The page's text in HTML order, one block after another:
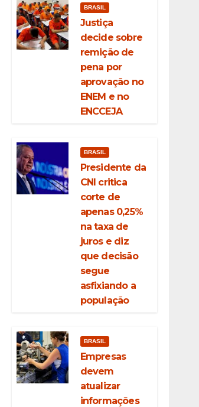
BRASIL
Justiça
decide sobre
remição de
pena por
aprovação no
ENEM e no
ENCCEJA
BRASIL
Presidente da
CNI critica
corte de
apenas 0,25%
na taxa de
juros e diz
que decisão
segue
asfixiando a
população
BRASIL
Empresas
devem
atualizar
informações